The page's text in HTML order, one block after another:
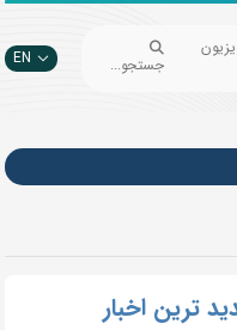
جستجو... EN
ترین اخبار